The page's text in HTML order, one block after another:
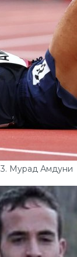
3. Мурад Амдуни